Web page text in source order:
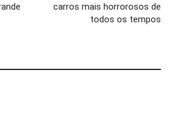
carros mais horrorosos de
todos os tempos